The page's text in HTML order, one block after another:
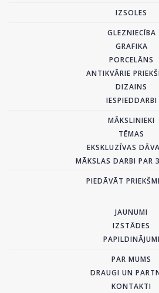
IZSOLES
GLEZNIECĪBA
GRAFIKA
PORCELĀNS
ANTIKVĀRIE
DIZAINS
IESPIEDDARBI
MĀKSLINIEKI
TĒMAS
EKSKLUZĪVAS
MĀKSLAS DARBI PAR
PIEDĀVĀT
JAUNUMI
IZSTĀDES
PAPILDINĀJUMI
PAR MUMS
DRAUGI UN
KONTAKTI